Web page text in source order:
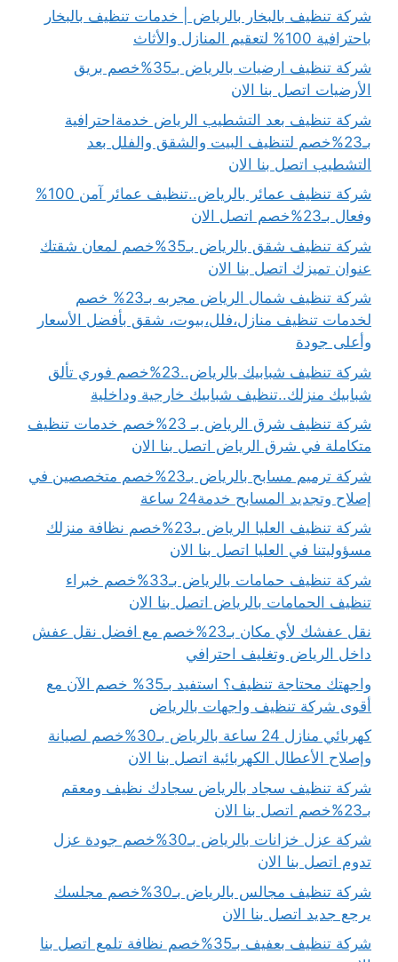
شركة تنظيف بالبخار بالرياض | خدمات تنظيف بالبخار
باحترافية 100% لتعقيم المنازل والأثاث
شركة تنظيف ارضيات بالرياض بـ35%خصم بريق
الأرضيات اتصل بنا الان
شركة تنظيف بعد التشطيب الرياض خدمةاحترافية
بـ23%خصم لتنظيف البيت والشقق والفلل بعد
التشطيب اتصل بنا الان
شركة تنظيف عمائر بالرياض..تنظيف عمائر آمن 100%
وفعال بـ23%خصم اتصل الان
شركة تنظيف شقق بالرياض بـ35%خصم لمعان شقتك
عنوان تميزك اتصل بنا الان
شركة تنظيف شمال الرياض مجربه بـ23% خصم
لخدمات تنظيف منازل،فلل،بيوت، شقق بأفضل الأسعار
وأعلى جودة
شركة تنظيف شبابيك بالرياض..23%خصم فوري تألق
شبابيك منزلك..تنظيف شبابيك خارجية وداخلية
شركة تنظيف شرق الرياض بـ 23%خصم خدمات تنظيف
متكاملة في شرق الرياض اتصل بنا الان
شركة ترميم مسابح بالرياض بـ23%خصم متخصصين في
إصلاح وتجديد المسابح خدمة24 ساعة
شركة تنظيف العليا الرياض بـ23%خصم نظافة منزلك
مسؤوليتنا في العليا اتصل بنا الان
شركة تنظيف حمامات بالرياض بـ33%خصم خبراء
تنظيف الحمامات بالرياض اتصل بنا الان
نقل عفشك لأي مكان بـ23%خصم مع افضل نقل عفش
داخل الرياض وتغليف احترافي
واجهتك محتاجة تنظيف؟ استفيد بـ35% خصم الآن مع
أقوى شركة تنظيف واجهات بالرياض
كهربائي منازل 24 ساعة بالرياض بـ30%خصم لصيانة
وإصلاح الأعطال الكهربائية اتصل بنا الان
شركة تنظيف سجاد بالرياض سجادك نظيف ومعقم
بـ23%خصم اتصل بنا الان
شركة عزل خزانات بالرياض بـ30%خصم جودة عزل
تدوم اتصل بنا الان
شركة تنظيف مجالس بالرياض بـ30%خصم مجلسك
يرجع جديد اتصل بنا الان
شركة تنظيف بعفيف بـ35%خصم نظافة تلمع اتصل بنا